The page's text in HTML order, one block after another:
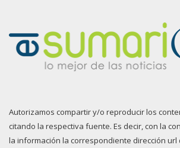
Autorizamos compartir y/o reproducir los
citando la respectiva fuente. Es decir, con la
la información la correspondiente dirección url